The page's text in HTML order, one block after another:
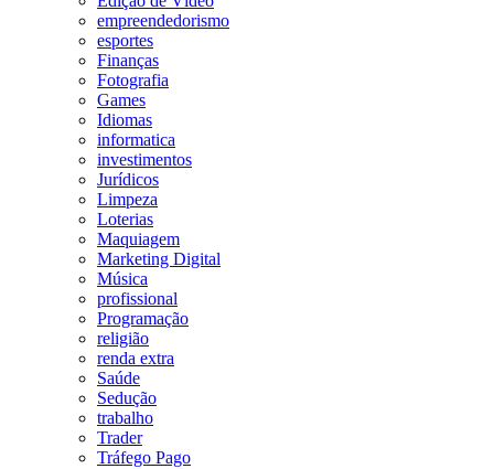
empreendedorismo
esportes
Finanças
Fotografia
Games
Idiomas
informatica
investimentos
Jurídicos
Limpeza
Loterias
Maquiagem
Marketing Digital
Música
profissional
Programação
religião
renda extra
Saúde
Sedução
trabalho
Trader
Tráfego Pago